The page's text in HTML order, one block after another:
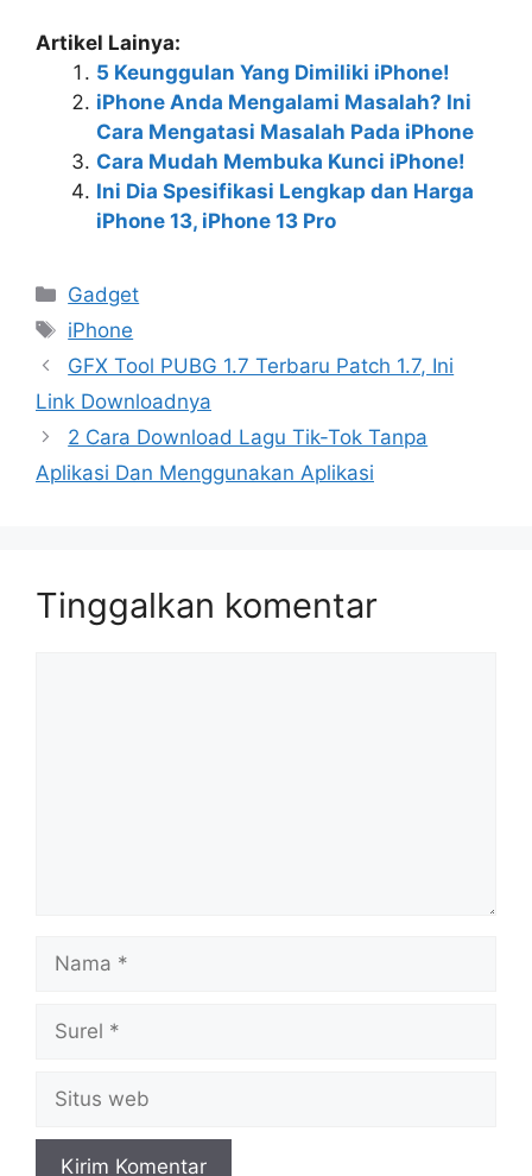
Artikel Lainya:
5 Keunggulan Yang Dimiliki iPhone!
iPhone Anda Mengalami Masalah? Ini
Cara Mengatasi Masalah Pada iPhone
Cara Mudah Membuka Kunci iPhone!
Ini Dia Spesifikasi Lengkap dan Harga
iPhone 13, iPhone 13 Pro
Kategori
Gadget
Tag
iPhone
GFX Tool PUBG 1.7 Terbaru Patch 1.7, Ini
Link Downloadnya
2 Cara Download Lagu Tik-Tok Tanpa
Aplikasi Dan Menggunakan Aplikasi
Tinggalkan komentar
Nama
Surel
Situs
web